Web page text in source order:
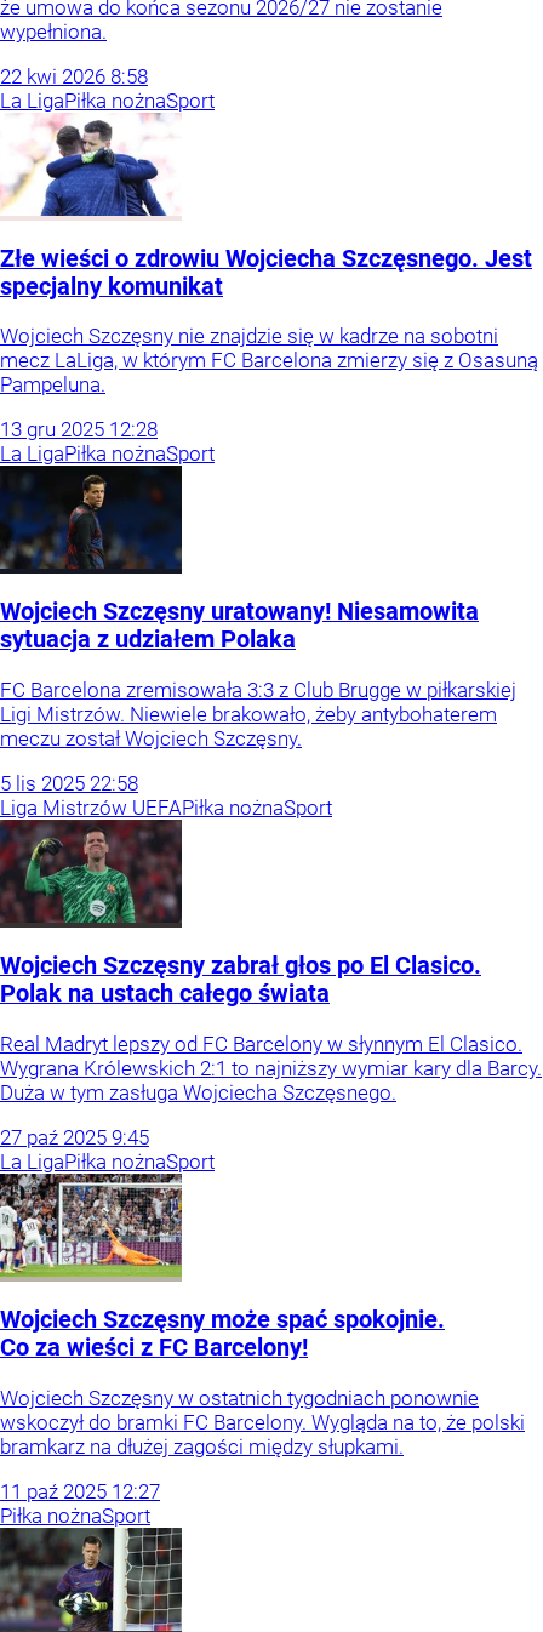
że umowa do końca sezonu 2026/27 nie zostanie
wypełniona.
22 kwi 2026 8:58
La LigaPiłka nożnaSport
Złe wieści o zdrowiu Wojciecha Szczęsnego. Jest
specjalny komunikat
Wojciech Szczęsny nie znajdzie się w kadrze na sobotni
mecz LaLiga, w którym FC Barcelona zmierzy się z Osasuną
Pampeluna.
13 gru 2025 12:28
La LigaPiłka nożnaSport
Wojciech Szczęsny uratowany! Niesamowita
sytuacja z udziałem Polaka
FC Barcelona zremisowała 3:3 z Club Brugge w piłkarskiej
Ligi Mistrzów. Niewiele brakowało, żeby antybohaterem
meczu został Wojciech Szczęsny.
5 lis 2025 22:58
Liga Mistrzów UEFAPiłka nożnaSport
Wojciech Szczęsny zabrał głos po El Clasico.
Polak na ustach całego świata
Real Madryt lepszy od FC Barcelony w słynnym El Clasico.
Wygrana Królewskich 2:1 to najniższy wymiar kary dla Barcy.
Duża w tym zasługa Wojciecha Szczęsnego.
27 paź 2025 9:45
La LigaPiłka nożnaSport
Wojciech Szczęsny może spać spokojnie.
Co za wieści z FC Barcelony!
Wojciech Szczęsny w ostatnich tygodniach ponownie
wskoczył do bramki FC Barcelony. Wygląda na to, że polski
bramkarz na dłużej zagości między słupkami.
11 paź 2025 12:27
Piłka nożnaSport